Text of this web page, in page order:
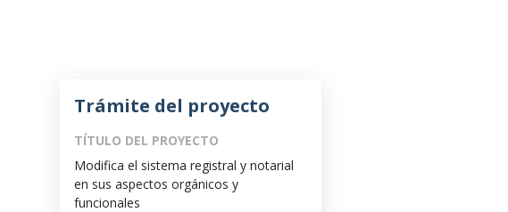
Trámite del proyecto
TÍTULO DEL PROYECTO
Modifica el sistema registral y notarial
en sus aspectos orgánicos y
funcionales